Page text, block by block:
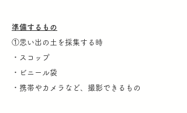
準備するもの
①思い出の土を採集する時
・スコップ
・ビニール袋
​・携帯やカメラなど、撮影できるもの